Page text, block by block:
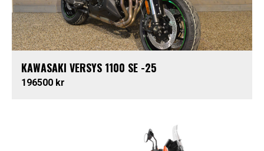
KAWASAKI VERSYS 1100 SE -25
196500 kr